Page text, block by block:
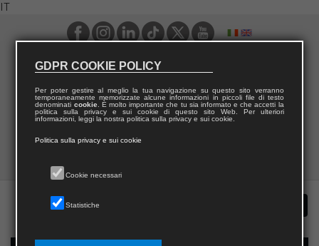
IT
GDPR COOKIE POLICY
Per poter gestire al meglio la tua navigazione su questo sito verranno
temporaneamente memorizzate alcune informazioni in piccoli file di testo
denominati cookie. È molto importante che tu sia informato e che accetti la
politica sulla privacy e sui cookie di questo sito Web. Per ulteriori
informazioni, leggi la nostra politica sulla privacy e sui cookie.
Politica sulla privacy e sui cookie
Cookie necessari
Statistiche